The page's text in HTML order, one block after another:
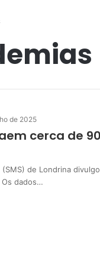
de 2025
cerca de
de Londrina
dados…